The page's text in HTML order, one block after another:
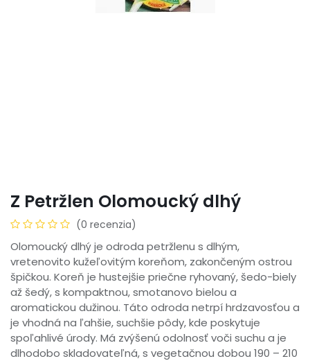
Z Petržlen Olomoucký dlhý
(0 recenzia)
Olomoucký dlhý je odroda petržlenu s dlhým,
vretenovito kužeľovitým koreňom, zakončeným ostrou
špičkou. Koreň je hustejšie priečne ryhovaný, šedo-biely
až šedý, s kompaktnou, smotanovo bielou a
aromatickou dužinou. Táto odroda netrpí hrdzavosťou a
je vhodná na ľahšie, suchšie pôdy, kde poskytuje
spoľahlivé úrody. Má zvýšenú odolnosť voči suchu a je
dlhodobo skladovateľná, s vegetačnou dobou 190 – 210